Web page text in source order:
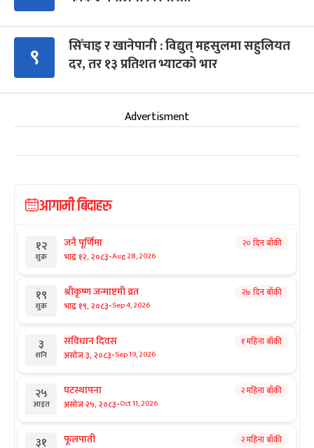
९
सिँचाइ र खानेपानी : विद्युत् महसुलमा सहुलियत
दर, तर १३ प्रतिशत भ्याटको भार
Advertisment
आगामी बिदाहरु
१२
शुक्र
जनै पूर्णिमा
भाद्र १२, २०८३-Aug 28, 2026
२० दिन बाँकी
१९
शुक्र
श्रीकृष्ण जन्माष्टमी व्रत
भाद्र १९, २०८३-Sep 4, 2026
२७ दिन बाँकी
३
शनि
संविधान दिवस
असोज ३, २०८३-Sep 19, 2026
१ महिना बाँकी
२५
आइत
घटस्थापना
असोज २५, २०८३-Oct 11, 2026
२ महिना बाँकी
३१ फूलपाती २ महिना बाँकी